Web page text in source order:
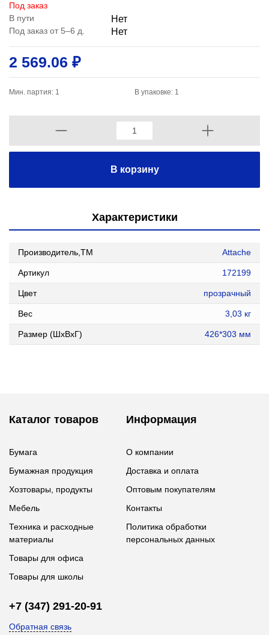
Под заказ
В пути
Нет
Под заказ от 5–6 д. Нет
2 569.06 ₽
Мин. партия: 1 В упаковке: 1
В корзину
Характеристики
Производитель,ТМ Attache
Артикул 172199
Цвет прозрачный
Вес 3,03 кг
Размер (ШxВxГ) 426*303 мм
Каталог товаров
Бумага
Бумажная продукция
Хозтовары, продукты
Мебель
Техника и расходные
материалы
Товары для офиса
Товары для школы
Информация
О компании
Доставка и оплата
Оптовым покупателям
Контакты
Политика обработки
персональных данных
+7 (347) 291-20-91
Обратная связь